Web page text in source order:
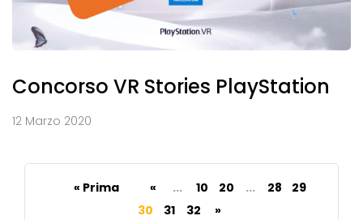
Concorso VR Stories PlayStation
12 Marzo 2020
« Prima « ... 10 20 ... 28
29
30
31 32 »